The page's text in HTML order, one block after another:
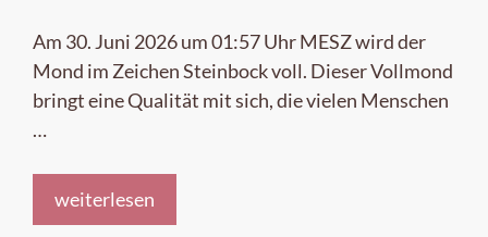
Am 30. Juni 2026 um 01:57 Uhr MESZ wird der
Mond im Zeichen Steinbock voll. Dieser Vollmond
bringt eine Qualität mit sich, die vielen Menschen
…
weiterlesen